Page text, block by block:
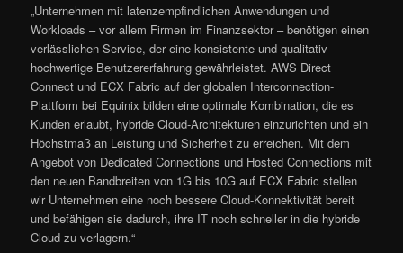
„Unternehmen mit latenzempfindlichen Anwendungen und
Workloads – vor allem Firmen im Finanzsektor – benötigen einen
verlässlichen Service, der eine konsistente und qualitativ
hochwertige Benutzererfahrung gewährleistet. AWS Direct
Connect und ECX Fabric auf der globalen Interconnection-
Plattform bei Equinix bilden eine optimale Kombination, die es
Kunden erlaubt, hybride Cloud-Architekturen einzurichten und ein
Höchstmaß an Leistung und Sicherheit zu erreichen. Mit dem
Angebot von Dedicated Connections und Hosted Connections mit
den neuen Bandbreiten von 1G bis 10G auf ECX Fabric stellen
wir Unternehmen eine noch bessere Cloud-Konnektivität bereit
und befähigen sie dadurch, ihre IT noch schneller in die hybride
Cloud zu verlagern.“